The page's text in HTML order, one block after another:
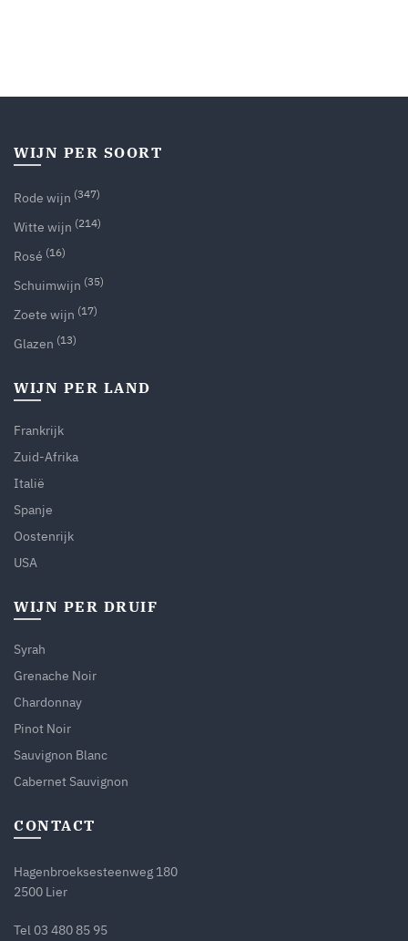
WIJN PER SOORT
Rode wijn (347)
Witte wijn (214)
Rosé (16)
Schuimwijn (35)
Zoete wijn (17)
Glazen (13)
WIJN PER LAND
Frankrijk
Zuid-Afrika
Italië
Spanje
Oostenrijk
USA
WIJN PER DRUIF
Syrah
Grenache Noir
Chardonnay
Pinot Noir
Sauvignon Blanc
Cabernet Sauvignon
CONTACT
Hagenbroeksesteenweg 180
2500 Lier
Tel 03 480 85 95